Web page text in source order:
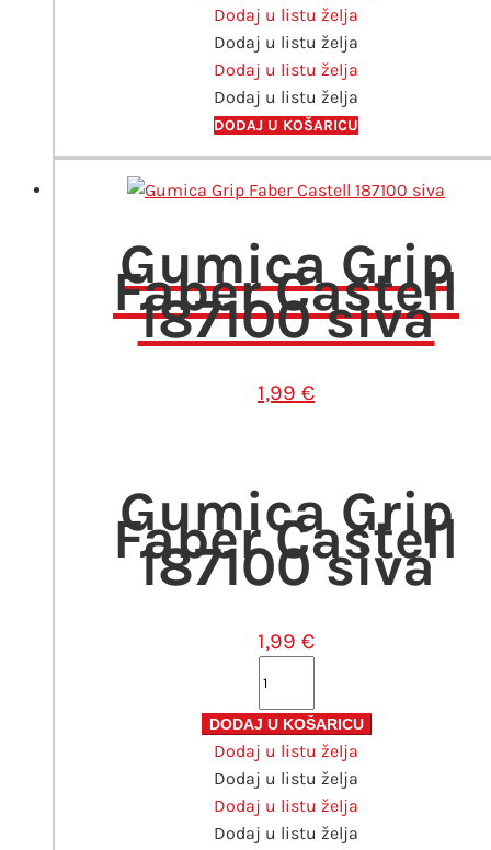
HB
Faber
Castell
količina
Dodaj u listu želja
Dodaj u listu želja
Dodaj u listu želja
Dodaj u listu želja
DODAJ U KOŠARICU
Gumica Grip
Faber Castell
187100 siva
1,99 €
Gumica Grip
Faber Castell
187100 siva
1,99 €
Faber
Castell
187100
siva
količina
DODAJ U KOŠARICU
Dodaj u listu želja
Dodaj u listu želja
Dodaj u listu želja
Dodaj u listu želja